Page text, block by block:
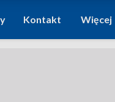
Kontakt Więcej